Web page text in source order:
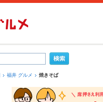
福井 グルメ 焼きそば